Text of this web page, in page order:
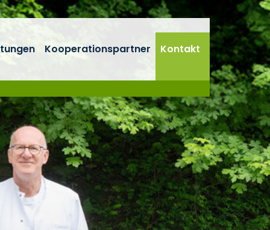
Kooperationspartner Kontakt